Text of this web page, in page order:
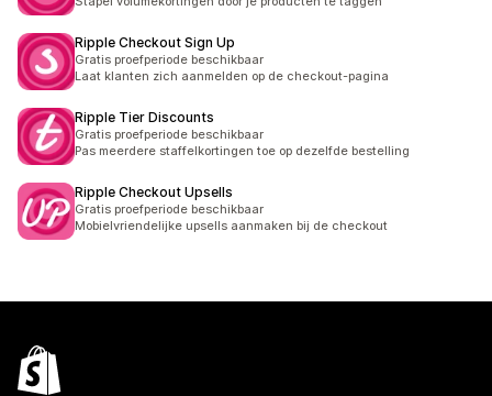
Ripple Checkout Sign Up
Gratis proefperiode beschikbaar
Laat klanten zich aanmelden op de checkout-pagina
Ripple Tier Discounts
Gratis proefperiode beschikbaar
Pas meerdere staffelkortingen toe op dezelfde bestelling
Ripple Checkout Upsells
Gratis proefperiode beschikbaar
Mobielvriendelijke upsells aanmaken bij de checkout